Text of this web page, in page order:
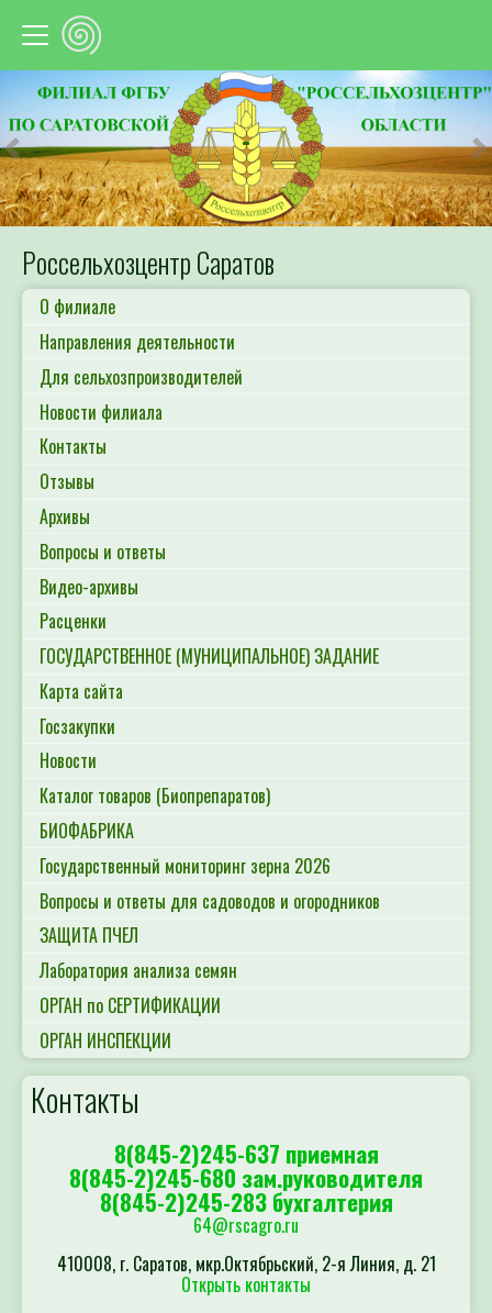
Предыдущий
Россельхозцентр Саратов
О филиале
Направления деятельности
Для сельхозпроизводителей
Новости филиала
Контакты
Отзывы
Архивы
Вопросы и ответы
Видео-архивы
Расценки
ГОСУДАРСТВЕННОЕ (МУНИЦИПАЛЬНОЕ) ЗАДАНИЕ
Карта сайта
Госзакупки
Новости
Каталог товаров (Биопрепаратов)
БИОФАБРИКА
Государственный мониторинг зерна 2026
Вопросы и ответы для садоводов и огородников
ЗАЩИТА ПЧЕЛ
Лаборатория анализа семян
ОРГАН по СЕРТИФИКАЦИИ
ОРГАН ИНСПЕКЦИИ
Контакты
8(845-2)245-637 приемная
8(845-2)245-680 зам.руководителя
8(845-2)245-283 бухгалтерия
64@rscagro.ru
410008, г. Саратов, мкр.Октябрьский, 2-я Линия, д. 21
Открыть контакты